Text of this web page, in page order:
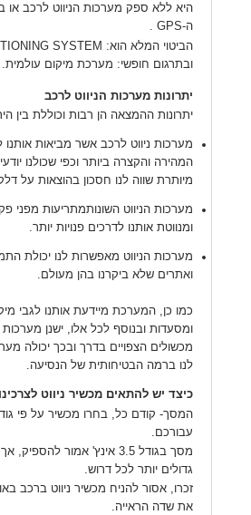
היא ללא ספק מערכות הניווט לרכב
ה-GPS
.
הביטוי המלא הוא: SYSTEM
ובתרגום חופשי: מערכת מיקום עולמית.
יתרונות מערכות הניווט לרכב
יתרונות ההמצאה הן רבות וכוללת בין
מערכות ניווט לרכב אשר מביאות
המהירה והקצרה ביותר וכפי שכולנו
מיותרת שווה לנו חסכון בהוצאות על
מערכות הניווט השונותמתריעות מפני
ומנווטת אותנו לדרכים פנויות יותר.
מערכות הניווט מאפשרות לנו יכולת
ואתרים שלא ביקרנו בהן מעולם.
כמו כן, המערכת מיידעת אותנו לגבי
ומסעדות ובנוסף לכל אלו, ישנן
מכשולים הצפויים בדרך ובכך יכולה
לנו ברמה הבטיחותית של הנסיעה.
כיצד יש להתאים מכשיר ניווט
המסך- קודם כל, בחרו מכשיר על פי
עבורכם.
מסך בגודל 3.5 אינץ' אמור
גדולים יותר לכל דרוש.
זכרו, אסור להניח מכשיר ניווט ברכב
את שדה הראייה.